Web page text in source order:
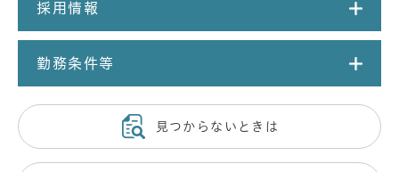
採用情報
勤務条件等
見つからないときは